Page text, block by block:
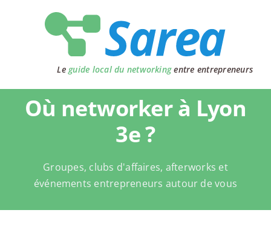
Le guide local du networkingentre entrepreneurs
Où networker à Lyon
3e ?
Groupes, clubs d'affaires, afterworks et
événements entrepreneurs autour de vous